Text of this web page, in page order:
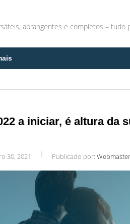
abrangentes e completos – tudo
a iniciar, é altura da
30, 2021 Publicado por: Webmaster